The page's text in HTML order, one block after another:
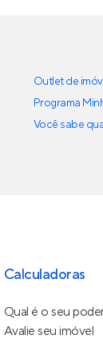
Outlet de
Programa
Você sabe
Calculadoras
Qual é o seu
Avalie seu imóvel